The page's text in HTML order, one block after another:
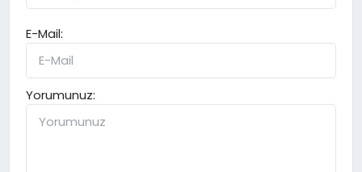
E-Mail:
Yorumunuz: